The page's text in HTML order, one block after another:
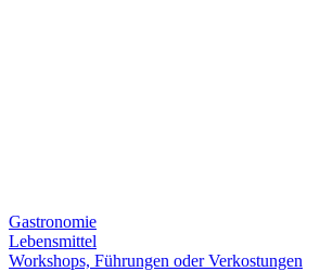
Gastronomie
Lebensmittel
Workshops, Führungen oder Verkostungen